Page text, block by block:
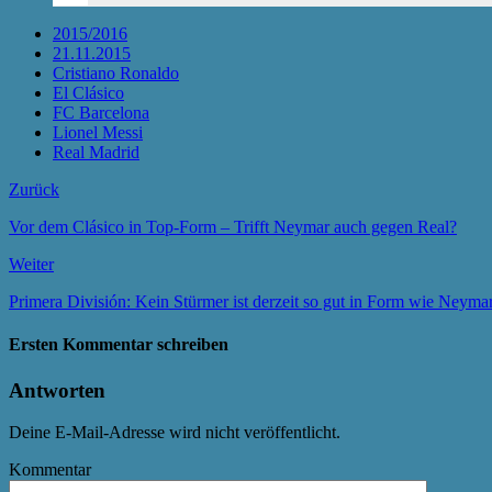
2015/2016
21.11.2015
Cristiano Ronaldo
El Clásico
FC Barcelona
Lionel Messi
Real Madrid
Zurück
Vor dem Clásico in Top-Form – Trifft Neymar auch gegen Real?
Weiter
Primera División: Kein Stürmer ist derzeit so gut in Form wie
Ersten Kommentar schreiben
Antworten
Deine E-Mail-Adresse wird nicht veröffentlicht.
Kommentar